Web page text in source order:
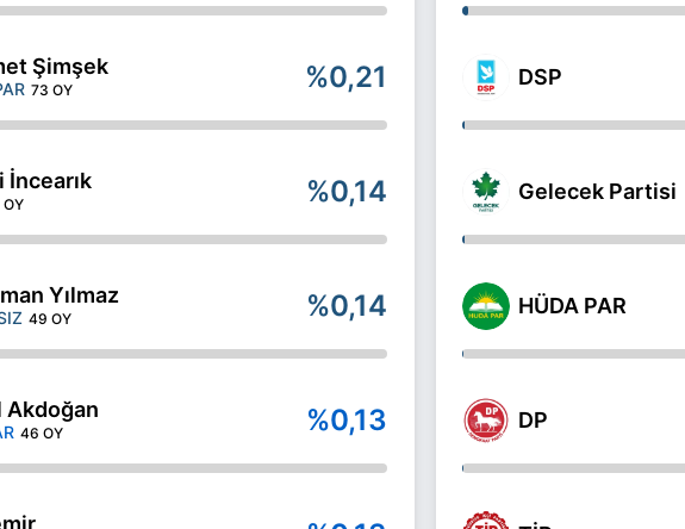
Şimşek
73 OY %0,21
İncearık %0,14
Yılmaz
49 OY %0,14
Akdoğan
46 OY %0,13
DSP
Gelecek Partisi
HÜDA PAR
DP